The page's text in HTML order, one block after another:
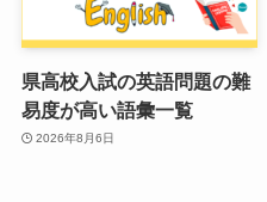
県高校入試の英語問題の難
易度が高い語彙一覧
2026年8月6日